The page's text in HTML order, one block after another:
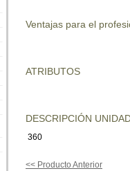
Ventajas para el
ATRIBUTOS
DESCRIPCIÓN
360
<< Producto Anterior